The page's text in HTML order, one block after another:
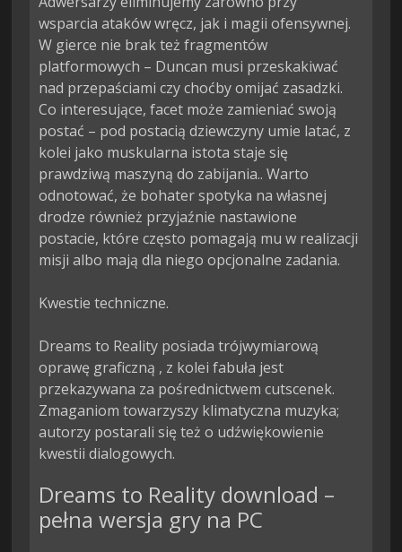
wsparcia ataków wręcz, jak i magii ofensywnej.
W gierce nie brak też fragmentów
platformowych – Duncan musi przeskakiwać
nad przepaściami czy choćby omijać zasadzki.
Co interesujące, facet może zamieniać swoją
postać – pod postacią dziewczyny umie latać, z
kolei jako muskularna istota staje się
prawdziwą maszyną do zabijania.. Warto
odnotować, że bohater spotyka na własnej
drodze również przyjaźnie nastawione
postacie, które często pomagają mu w realizacji
misji albo mają dla niego opcjonalne zadania.
Kwestie techniczne.
Dreams to Reality posiada trójwymiarową
oprawę graficzną , z kolei fabuła jest
przekazywana za pośrednictwem cutscenek.
Zmaganiom towarzyszy klimatyczna muzyka;
autorzy postarali się też o udźwiękowienie
kwestii dialogowych.
Dreams to Reality download –
pełna wersja gry na PC